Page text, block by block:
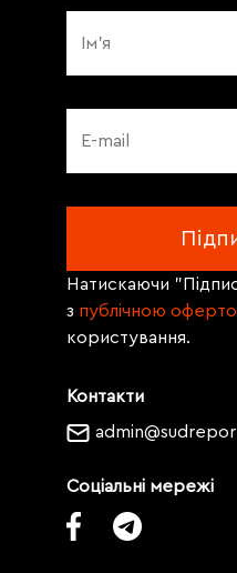
Контакти
Соціальні мережі
Натискаючи
з публічною
користування.